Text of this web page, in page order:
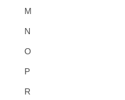
M
N
O
P
R